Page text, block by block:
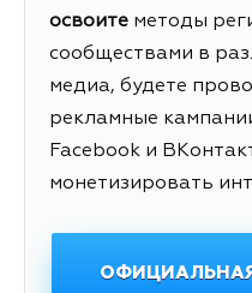
освоите методы
сообществами в
медиа, будете
рекламные
Facebook и
монетизировать